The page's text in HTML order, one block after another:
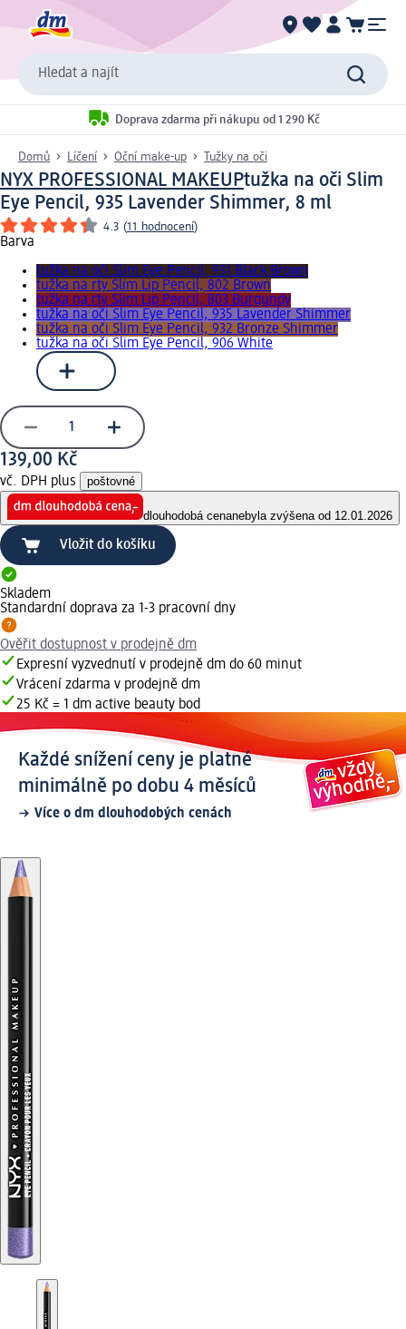
Hledat a najít
Doprava zdarma při nákupu od 1 290 Kč
Domů Líčení Oční make-up Tužky na oči
NYX PROFESSIONAL MAKEUPtužka na oči Slim
Eye Pencil, 935 Lavender Shimmer, 8 ml
4.3 (11 hodnocení)
Barva
tužka na oči Slim Eye Pencil, 931 Black Brown
tužka na rty Slim Lip Pencil, 802 Brown
tužka na rty Slim Lip Pencil, 803 Burgundy
tužka na oči Slim Eye Pencil, 935 Lavender Shimmer
tužka na oči Slim Eye Pencil, 932 Bronze Shimmer
tužka na oči Slim Eye Pencil, 906 White
139,00 Kč
vč. DPH plus poštovné
dlouhodobá cenanebyla zvýšena od 12.01.2026
Vložit do košíku
Skladem
Standardní doprava za 1-3 pracovní dny
Ověřit dostupnost v prodejně dm
Expresní vyzvednutí v prodejně dm do 60 minut
Vrácení zdarma v prodejně dm
25 Kč = 1 dm active beauty bod
Každé snížení ceny je platné
minimálně po dobu 4 měsíců
Více o dm dlouhodobých cenách